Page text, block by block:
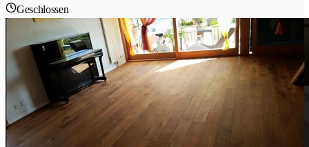
Geschlossen